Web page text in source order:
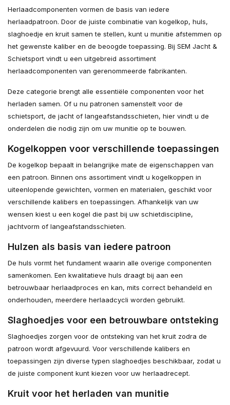
Herlaadcomponenten vormen de basis van iedere
herlaadpatroon. Door de juiste combinatie van kogelkop, huls,
slaghoedje en kruit samen te stellen, kunt u munitie afstemmen op
het gewenste kaliber en de beoogde toepassing. Bij SEM Jacht &
Schietsport vindt u een uitgebreid assortiment
herlaadcomponenten van gerenommeerde fabrikanten.
Deze categorie brengt alle essentiële componenten voor het
herladen samen. Of u nu patronen samenstelt voor de
schietsport, de jacht of langeafstandsschieten, hier vindt u de
onderdelen die nodig zijn om uw munitie op te bouwen.
Kogelkoppen voor verschillende toepassingen
De kogelkop bepaalt in belangrijke mate de eigenschappen van
een patroon. Binnen ons assortiment vindt u kogelkoppen in
uiteenlopende gewichten, vormen en materialen, geschikt voor
verschillende kalibers en toepassingen. Afhankelijk van uw
wensen kiest u een kogel die past bij uw schietdiscipline,
jachtvorm of langeafstandsschieten.
Hulzen als basis van iedere patroon
De huls vormt het fundament waarin alle overige componenten
samenkomen. Een kwalitatieve huls draagt bij aan een
betrouwbaar herlaadproces en kan, mits correct behandeld en
onderhouden, meerdere herlaadcycli worden gebruikt.
Slaghoedjes voor een betrouwbare ontsteking
Slaghoedjes zorgen voor de ontsteking van het kruit zodra de
patroon wordt afgevuurd. Voor verschillende kalibers en
toepassingen zijn diverse typen slaghoedjes beschikbaar, zodat u
de juiste component kunt kiezen voor uw herlaadrecept.
Kruit voor het herladen van munitie